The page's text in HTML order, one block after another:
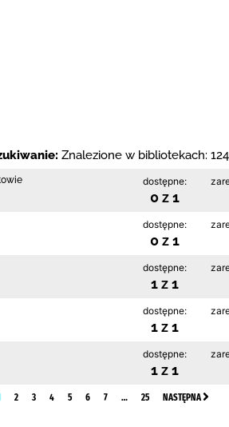
Znalezione w bibliotekach:
dostępne:
0 z 1
dostępne:
0 z 1
dostępne:
1 z 1
dostępne:
1 z 1
dostępne:
1 z 1
2 3 4 5 6 7 … 25 NASTĘPNA